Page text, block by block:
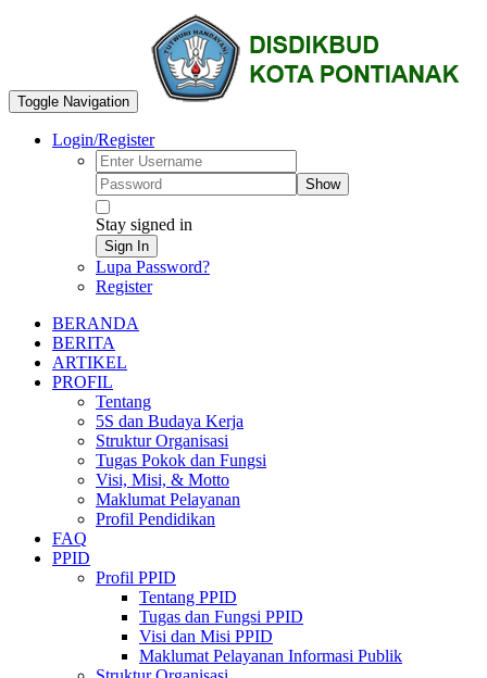
Toggle Navigation
Login/Register
Show
Stay signed in
Sign In
Lupa Password?
Register
BERANDA
BERITA
ARTIKEL
PROFIL
Tentang
5S dan Budaya Kerja
Struktur Organisasi
Tugas Pokok dan Fungsi
Visi, Misi, & Motto
Maklumat Pelayanan
Profil Pendidikan
FAQ
PPID
Profil PPID
Tentang PPID
Tugas dan Fungsi PPID
Visi dan Misi PPID
Maklumat Pelayanan Informasi Publik